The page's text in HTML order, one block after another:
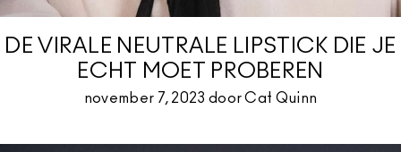
DE VIRALE NEUTRALE LIPSTICK DIE JE
ECHT MOET PROBEREN
november 7, 2023 door Cat Quinn